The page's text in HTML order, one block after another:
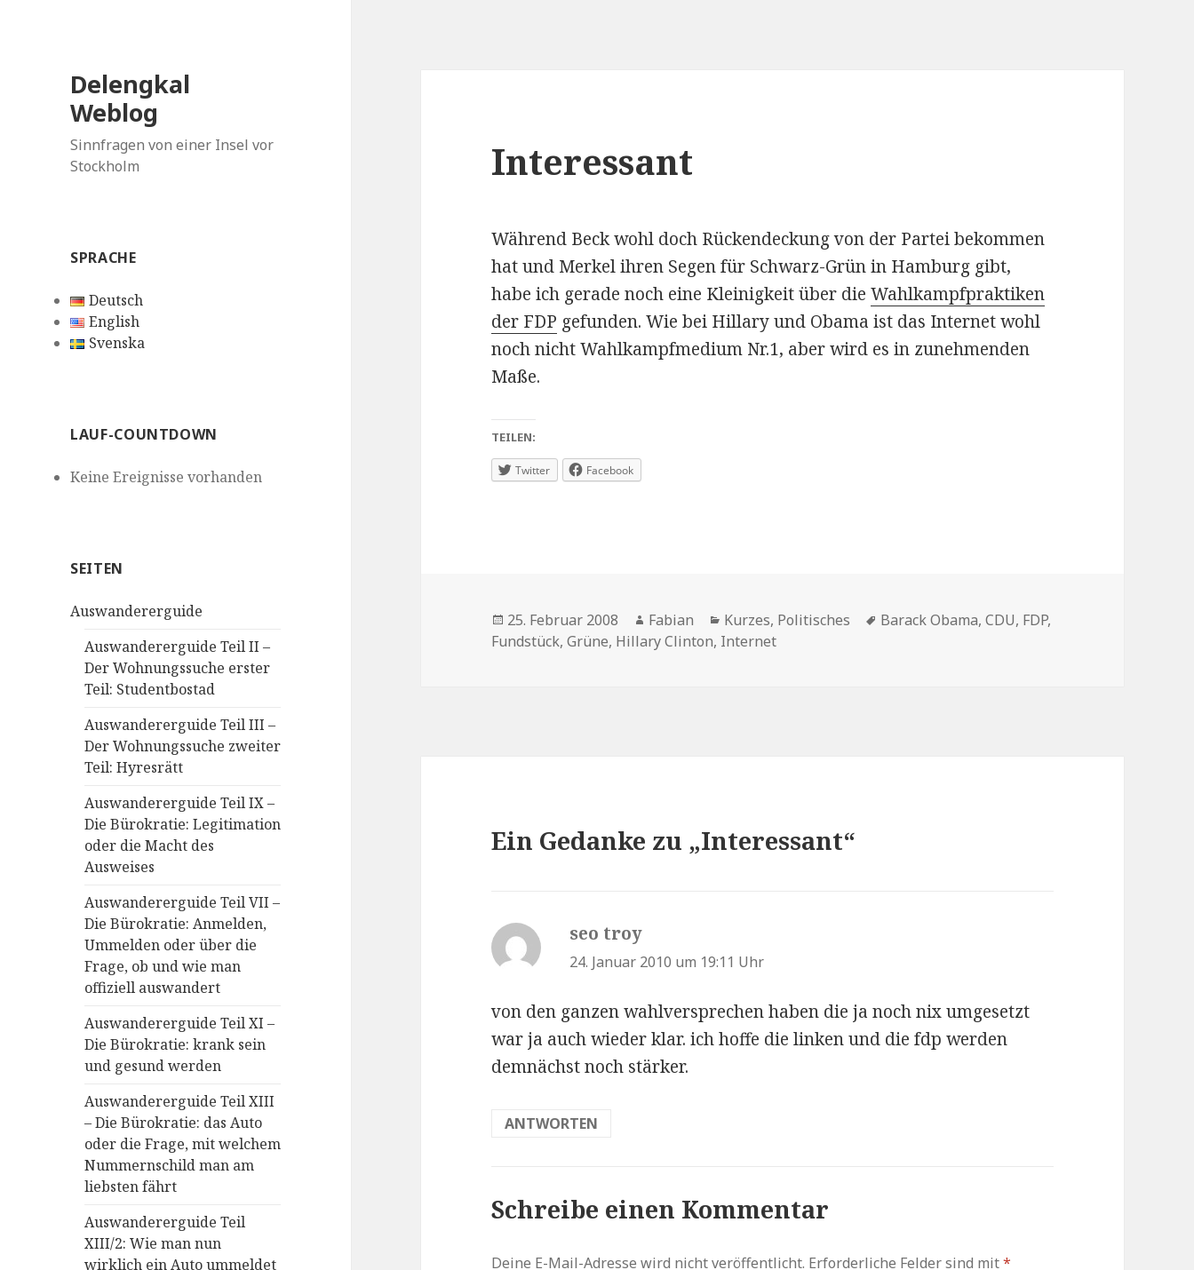
Delengkal
Weblog
Sinnfragen von einer Insel vor
Stockholm
SPRACHE
Deutsch
English
Svenska
LAUF-COUNTDOWN
Keine Ereignisse vorhanden
SEITEN
Auswandererguide
Auswandererguide Teil II –
Der Wohnungssuche erster
Teil: Studentbostad
Auswandererguide Teil III –
Der Wohnungssuche zweiter
Teil: Hyresrätt
Auswandererguide Teil IX –
Die Bürokratie: Legitimation
oder die Macht des
Ausweises
Auswandererguide Teil VII –
Die Bürokratie: Anmelden,
Ummelden oder über die
Frage, ob und wie man
offiziell auswandert
Auswandererguide Teil XI –
Die Bürokratie: krank sein
und gesund werden
Auswandererguide Teil XIII
– Die Bürokratie: das Auto
oder die Frage, mit welchem
Nummernschild man am
liebsten fährt
Auswandererguide Teil
XIII/2: Wie man nun
wirklich ein Auto ummeldet
Interessant
Während Beck wohl doch Rückendeckung von der Partei bekommen
hat und Merkel ihren Segen für Schwarz-Grün in Hamburg gibt,
habe ich gerade noch eine Kleinigkeit über dieWahlkampfpraktiken
der FDP gefunden. Wie bei Hillary und Obama ist das Internet wohl
noch nicht Wahlkampfmedium Nr.1, aber wird es in zunehmenden
Maße.
TEILEN:
Twitter Facebook
Veröffentlicht
am
25. Februar 2008 Autor
Fabian Kategorien
Kurzes, Politisches Schlagwörter
Barack Obama,CDU, FDP,
Fundstück,Grüne, Hillary Clinton, Internet
Ein Gedanke zu „Interessant“
seo troy
24. Januar 2010 um 19:11 Uhr
von den ganzen wahlversprechen haben die ja noch nix umgesetzt
war ja auch wieder klar. ich hoffe die linken und die fdp werden
demnächst noch stärker.
ANTWORTEN
Schreibe einen Kommentar
Deine E-Mail-Adresse wird nicht veröffentlicht. Erforderliche Felder sind mit*